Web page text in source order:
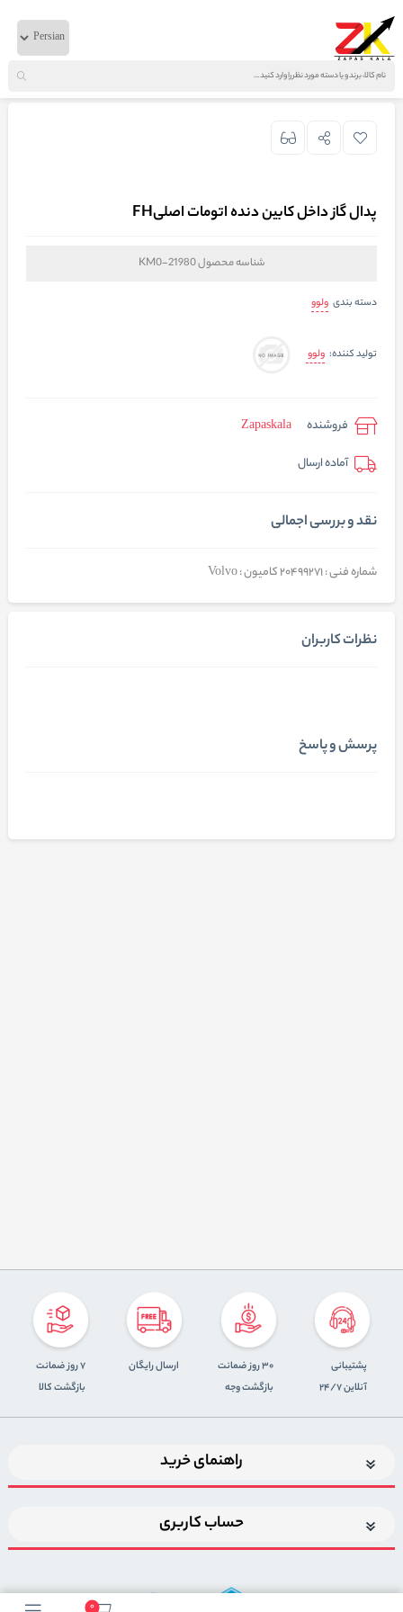
خانه لوازم بدنه ولوو پدال گاز داخل کابین دنده اتومات اصلیFH
پدال گاز داخل کابین دنده اتومات اصلیFH
شناسه محصولKM0-21980
دسته بندی ولوو
تولید کننده: ولوو
فروشنده
Zapaskala
آماده ارسال
نقد و بررسی اجمالی
شماره فنی : 20499271 کامیون : Volvo
نظرات کاربران
پرسش و پاسخ
0
پشتیبانی
آنلاین 24/7
30 روز ضمانت
بازگشت وجه
ارسال رایگان
7 روز ضمانت
بازگشت کالا
راهنمای خرید
حساب کاربری